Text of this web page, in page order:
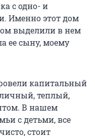
с одно- и
Именно этот дом
выделили в нем
ее сыну, моему
капитальный
теплый,
В нашем
с детьми, все
стоит